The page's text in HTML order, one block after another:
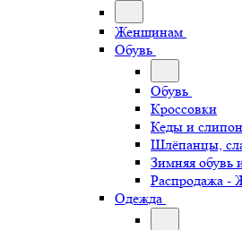
Женщинам
Обувь
Обувь
Кроссовки
Кеды и
Шлёпанцы,
Зимняя обувь
Распродажа -
Одежда